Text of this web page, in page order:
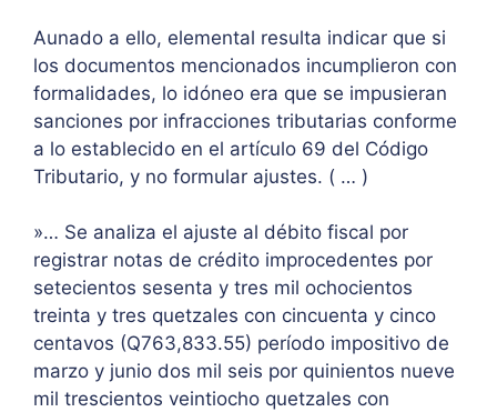
Aunado a ello, elemental resulta indicar que si
los documentos mencionados incumplieron con
formalidades, lo idóneo era que se impusieran
sanciones por infracciones tributarias conforme
a lo establecido en el artículo 69 del Código
Tributario, y no formular ajustes. ( … )
»… Se analiza el ajuste al débito fiscal por
registrar notas de crédito improcedentes por
setecientos sesenta y tres mil ochocientos
treinta y tres quetzales con cincuenta y cinco
centavos (Q763,833.55) período impositivo de
marzo y junio dos mil seis por quinientos nueve
mil trescientos veintiocho quetzales con